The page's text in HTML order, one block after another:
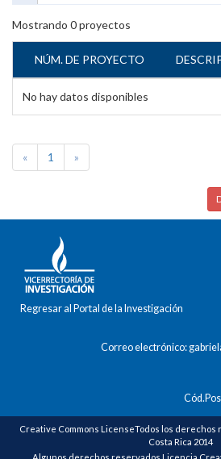
Mostrando 0proyectos
NÚM. DE PROYECTO
No hay datos disponibles
« 1 »
Regresar al Portal de la Investigación
Correo electrónico:
Creative Commons LicenseTodos los
Costa Rica 2014